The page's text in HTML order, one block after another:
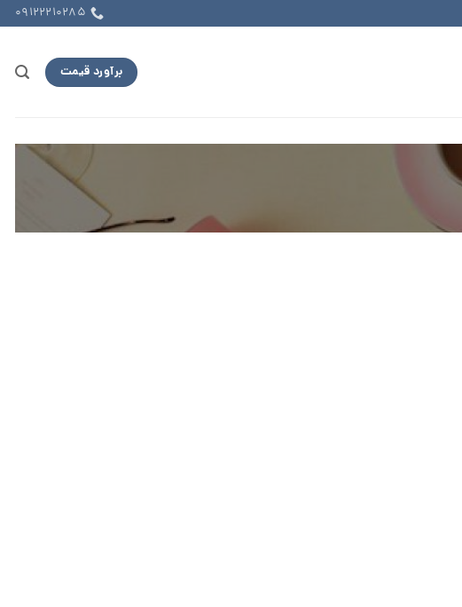
09122210285
برآورد قیمت